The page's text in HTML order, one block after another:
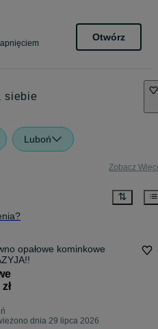
Otwórz
siebie
Luboń
Zobacz
opałowe kominkowe
dnia 29 lipca 2026